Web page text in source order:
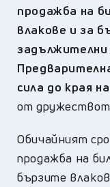
продажба на
влакове и за
задължителни
сила до края
от
Обичайният
продажба на
бързите